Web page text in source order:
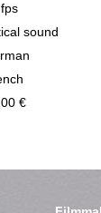
sound
€